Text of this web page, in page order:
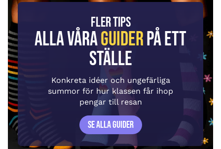
FLER TIPS
Alla våraguiderpå ett
ställe
Konkreta idéer och ungefärliga
summor för hur klassen får ihop
pengar till resan
Se alla guider